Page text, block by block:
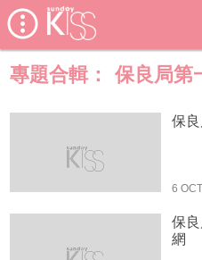
專題合輯： 保良局第
保
6
保良局
網